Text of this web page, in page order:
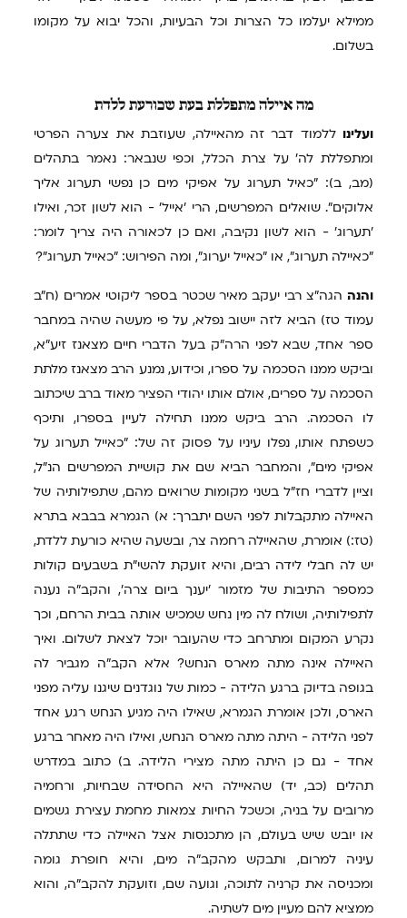
ממילא יעלמו כל הצרות וכל הבעיות, והכל יבוא על מקומו
בשלום.
מה איילה מתפללת בעת שכורעת ללדת
ועלינו ללמוד דבר זה מהאיילה, שעוזבת את צערה הפרטי
ומתפללת לה' על צרת הכלל, וכפי שנבאר: נאמר בתהלים
(מב, ב): "כאיל תערוג על אפיקי מים כן נפשי תערוג אליך
אלוקים". שואלים המפרשים, הרי 'אייל' - הוא לשון זכר, ואילו
'תערוג' - הוא לשון נקיבה, ואם כן לכאורה היה צריך לומר:
"כאיילה תערוג", או "כאייל יערוג", ומה הפירוש: "כאייל תערוג"?
והנה הגה"צ רבי יעקב מאיר שכטר בספר ליקוטי אמרים (ח"ב
עמוד טז) הביא לזה יישוב נפלא, על פי מעשה שהיה במחבר
ספר אחד, שבא לפני הרה"ק בעל הדברי חיים מצאנז זיע"א,
וביקש ממנו הסכמה על ספרו, וכידוע, נמנע הרב מצאנז מלתת
הסכמה על ספרים, אולם אותו יהודי הפציר מאוד ברב שיכתוב
לו הסכמה. הרב ביקש ממנו תחילה לעיין בספרו, ותיכף
כשפתח אותו, נפלו עיניו על פסוק זה של: "כאייל תערוג על
אפיקי מים", והמחבר הביא שם את קושיית המפרשים הנ"ל,
וציין לדברי חז"ל בשני מקומות שרואים מהם, שתפילותיה של
האיילה מתקבלות לפני השם יתברך: א) הגמרא בבבא בתרא
(טז:) אומרת, שהאיילה רחמה צר, ובשעה שהיא כורעת ללדת,
יש לה חבלי לידה רבים, והיא זועקת להשי"ת בשבעים קולות
כמספר התיבות של מזמור 'יענך ביום צרה', והקב"ה נענה
לתפילותיה, ושולח לה מין נחש שמכיש אותה בבית הרחם, וכך
נקרע המקום ומתרחב כדי שהעובר יוכל לצאת לשלום. ואיך
האיילה אינה מתה מארס הנחש? אלא הקב"ה מגביר לה
בגופה בדיוק ברגע הלידה - כמות של נוגדנים שיגנו עליה מפני
הארס, ולכן אומרת הגמרא, שאילו היה מגיע הנחש רגע אחד
לפני הלידה - היתה מתה מארס הנחש, ואילו היה מאחר ברגע
אחד - גם כן היתה מתה מצירי הלידה. ב) כתוב במדרש
תהלים (כב, יד) שהאיילה היא החסידה שבחיות, ורחמיה
מרובים על בניה, וכשכל החיות צמאות מחמת עצירת גשמים
או יובש שיש בעולם, הן מתכנסות אצל האיילה כדי שתתלה
עיניה למרום, ותבקש מהקב"ה מים, והיא חופרת גומה
ומכניסה את קרניה לתוכה, וגועה שם, וזועקת להקב"ה, והוא
ממציא להם מעיין מים לשתיה.